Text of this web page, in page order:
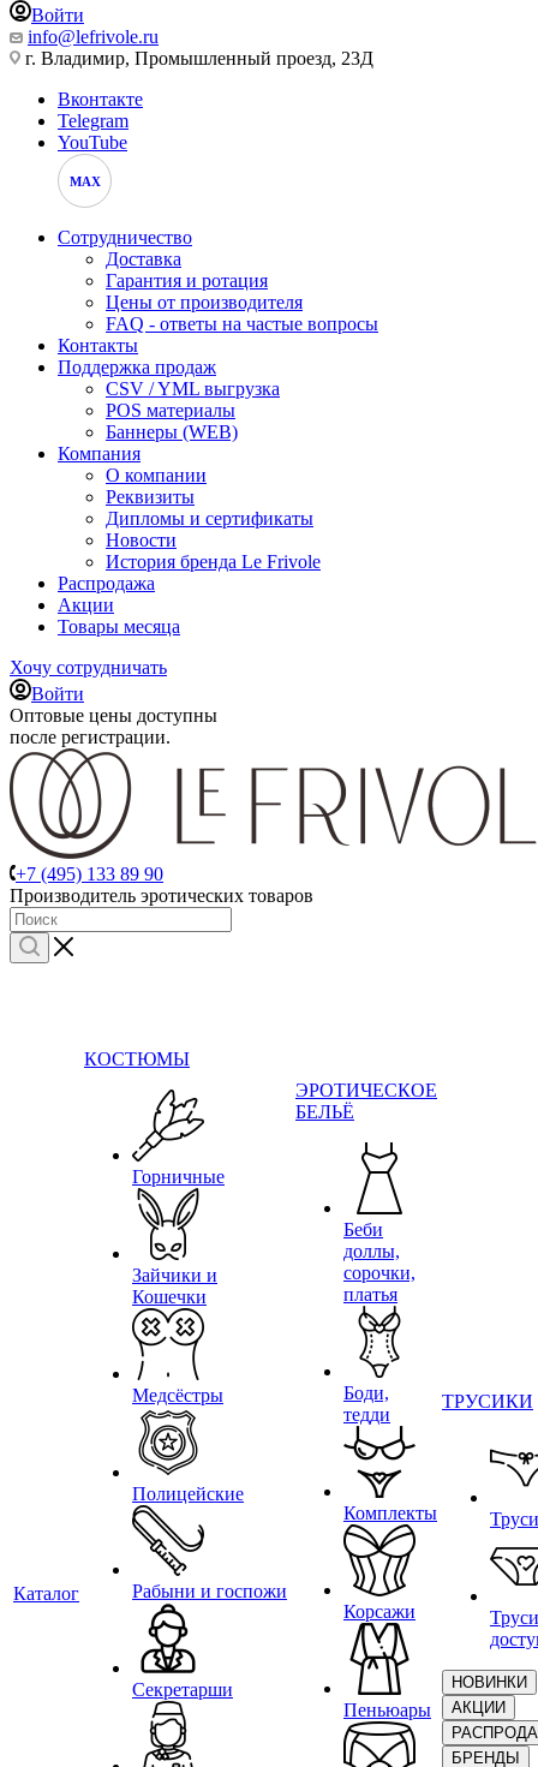
Войти
info@lefrivole.ru
г. Владимир, Промышленный проезд, 23Д
Вконтакте
Telegram
YouTube
MAX
Сотрудничество
Доставка
Гарантия и ротация
Цены от производителя
FAQ - ответы на частые вопросы
Контакты
Поддержка продаж
CSV / YML выгрузка
POS материалы
Баннеры (WEB)
Компания
О компании
Реквизиты
Дипломы и сертификаты
Новости
История бренда Le Frivole
Распродажа
Акции
Товары месяца
Хочу сотрудничать
Войти
Оптовые цены доступны
после регистрации.
+7 (495) 133 89 90
Производитель эротических товаров
Каталог
КОСТЮМЫ
Горничные
Зайчики и
Кошечки
Медсёстры
Полицейские
Рабыни и госпожи
Секретарши
ЭРОТИЧЕСКОЕ
БЕЛЬЁ
Беби
доллы,
сорочки,
платья
Боди,
тедди
Комплекты
Корсажи
Пеньюары
ТРУСИКИ
НОВИНКИ
АКЦИИ
БРЕНДЫ